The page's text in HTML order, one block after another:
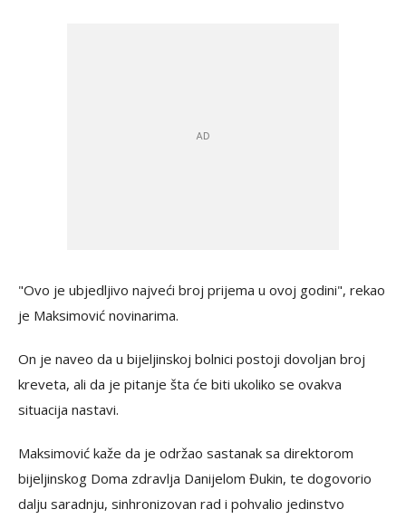
"Ovo je ubjedljivo najveći broj prijema u ovoj godini", rekao
je Maksimović novinarima.
On je naveo da u bijeljinskoj bolnici postoji dovoljan broj
kreveta, ali da je pitanje šta će biti ukoliko se ovakva
situacija nastavi.
Maksimović kaže da je održao sastanak sa direktorom
bijeljinskog Doma zdravlja Danijelom Đukin, te dogovorio
dalju saradnju, sinhronizovan rad i pohvalio jedinstvo